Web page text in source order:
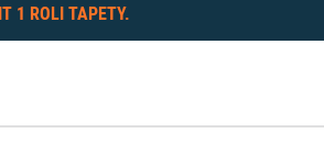
1 ROLITAPETY.